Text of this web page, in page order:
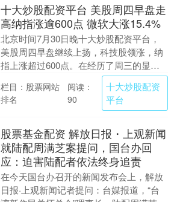
十大炒股配资平台 美股周四早盘走
高纳指涨逾600点 微软大涨15.4%
北京时间7月30日晚十大炒股配资平台，
美股周四早盘继续上扬，科技股领涨，纳
指上涨超过600点。在经历了周三的显著
下跌后，主要股指在微软和芯片股带动下
反弹。前一交....
栏目：股票网站
排名
阅读：
90
十大炒股配资
平台
股票基金配资 解放日报・上观新闻
就陆配周满芝案提问，国台办回
应：迫害陆配者依法终身追责
在今天国台办召开的新闻发布会上，解放
日报·上观新闻记者提问：台媒报道，“台